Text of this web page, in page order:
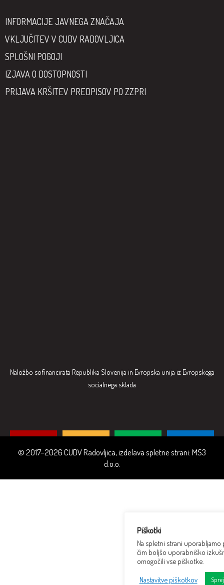
INFORMACIJE JAVNEGA ZNAČAJA
VKLJUČITEV V CUDV RADOVLJICA
SPLOŠNI POGOJI
IZJAVA O DOSTOPNOSTI
PRIJAVA KRŠITEV PREDPISOV PO ZZPRI
Naložbo sofinancirata Republika Slovenija in Evropska unija iz Evropskega
socialnega sklada
© 2017–2026 CUDV Radovljica, izdelava spletne strani:MS3
d.o.o.
Piškotki
Na spletni strani
čim boljšo uporabniško
omogočili vse piškotke.
Nastavitve piškotkov